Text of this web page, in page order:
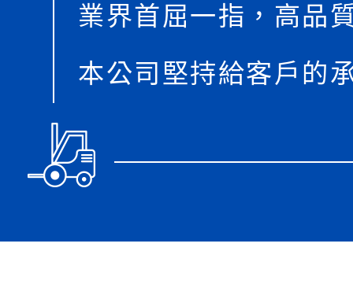
業界首屈一指，高品
本公司堅持給客戶的